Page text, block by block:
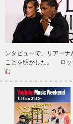
ンタビューで、リアー
ことを明かした。 ロッ
む